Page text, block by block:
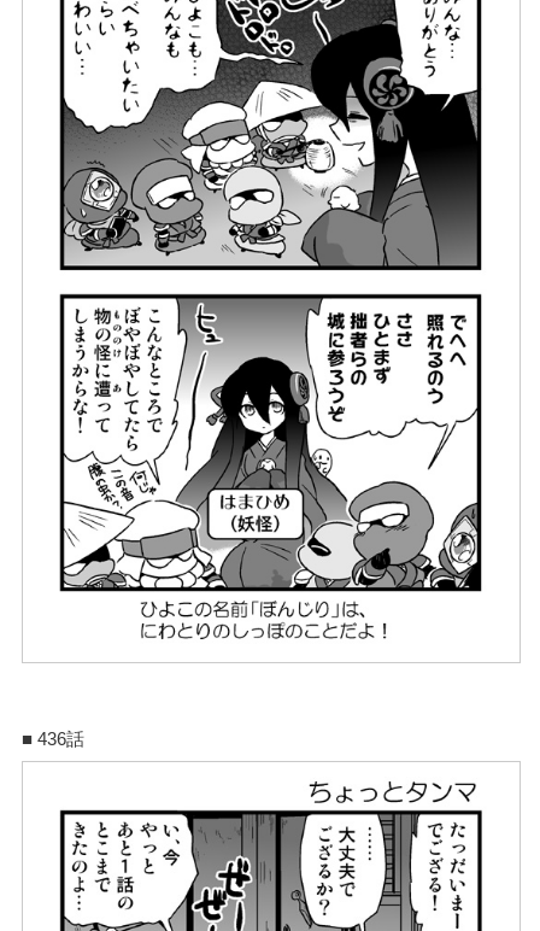
■ 436話